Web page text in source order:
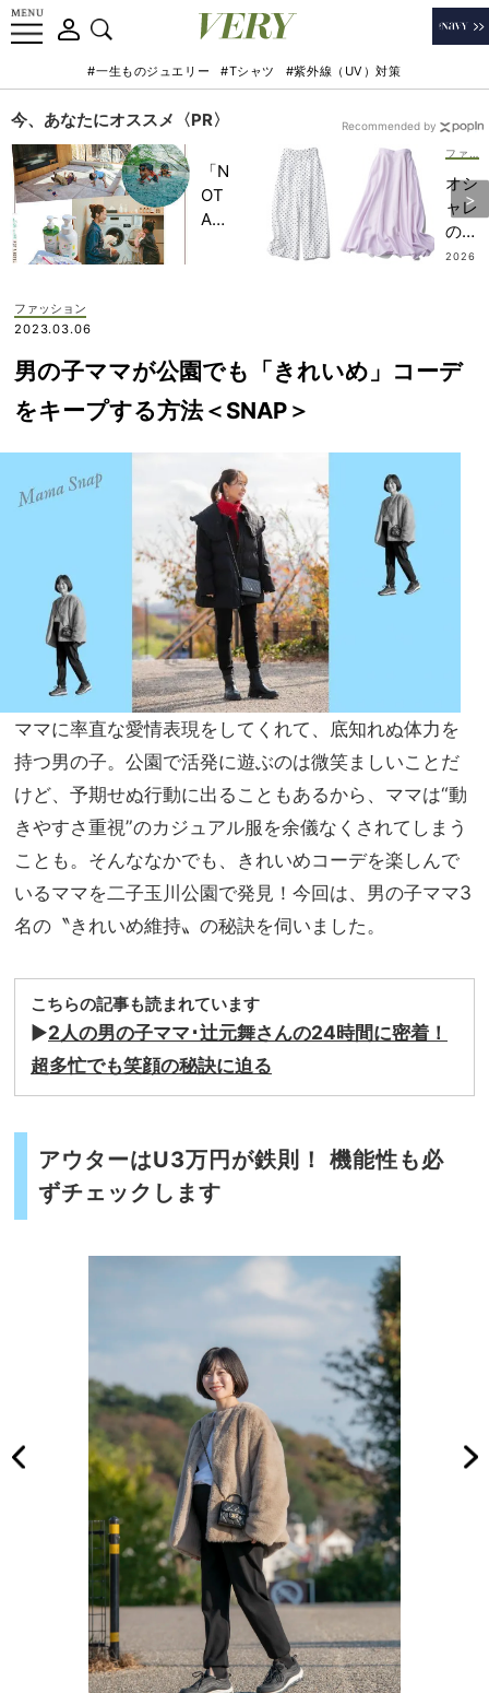
#一生ものジュエリー #Tシャツ #紫外線（UV）対策
今、あなたにオススメ〈PR〉
「N
OT
A
記憶
に一
生残
上の
家族
旅】
オシ
ャレ
のプ
ロ
に
ム
2026
Recommended by
ファッション
2023.03.06
男の子ママが公園でも「きれいめ」コーデ
をキープする方法＜SNAP＞
ママに率直な愛情表現をしてくれて、底知れぬ体力を
持つ男の子。公園で活発に遊ぶのは微笑ましいことだ
けど、予期せぬ行動に出ることもあるから、ママは“動
きやすさ重視”のカジュアル服を余儀なくされてしまう
ことも。そんななかでも、きれいめコーデを楽しんで
いるママを二子玉川公園で発見！今回は、男の子ママ3
名の〝きれいめ維持〟の秘訣を伺いました。
こちらの記事も読まれています
▶︎2人の男の子ママ･辻元舞さんの24時間に密着！
超多忙でも笑顔の秘訣に迫る
アウターはU3万円が鉄則！ 機能性も必
ずチェックします